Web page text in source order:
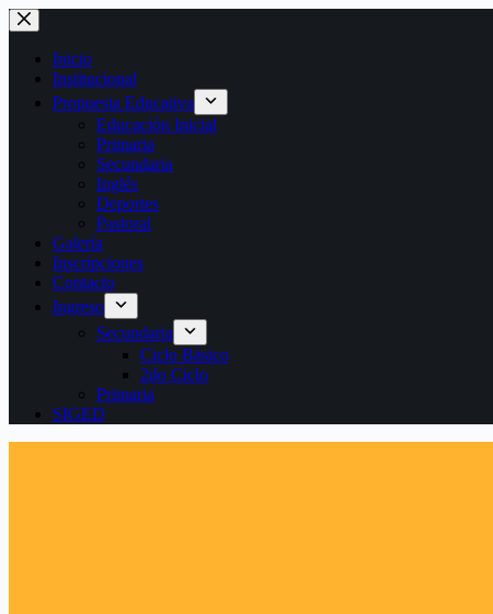
Saltar
al
contenido
Inicio
Institucional
Propuesta Educativa
Educación Inicial
Primaria
Secundaria
Inglés
Deportes
Pastoral
Galería
Inscripciones
Contacto
Ingreso
Secundaria
Ciclo Básico
2do Ciclo
Primaria
SIGED